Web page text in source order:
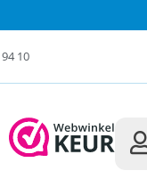
10